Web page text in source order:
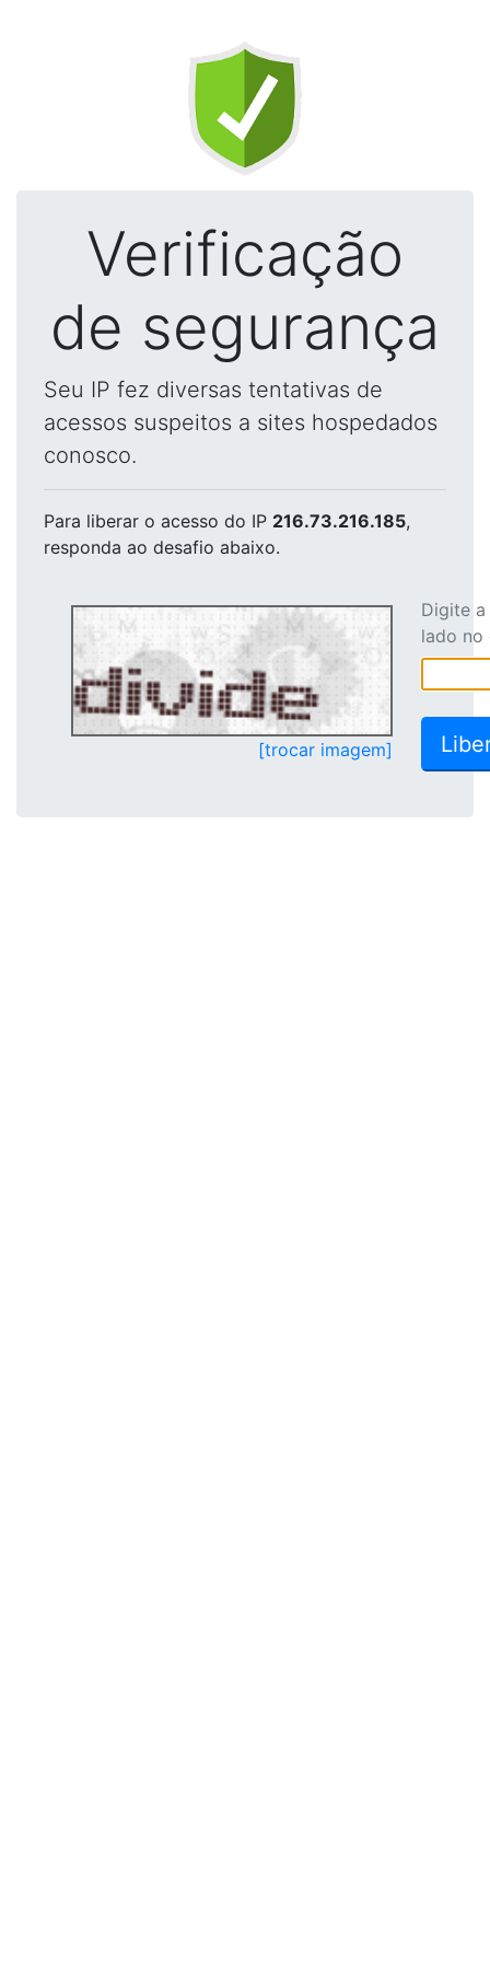
Verificação
de segurança
Seu IP fez diversas tentativas de
acessos suspeitos a sites hospedados
conosco.
Para liberar o acesso do IP 216.73.216.185,
responda ao desafio abaixo.
[trocar imagem]
Digite
lado no